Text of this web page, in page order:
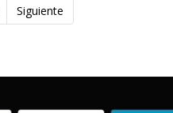
Siguiente